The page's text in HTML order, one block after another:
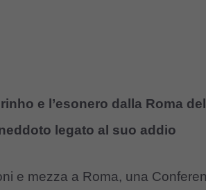
e l’esonero dalla Roma
legato al suo addio
e mezza a Roma, una